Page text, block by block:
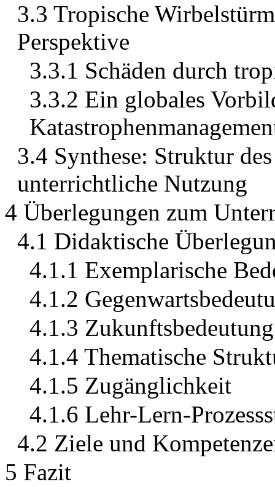
3.3 Tropische
Perspektive
3.3.1 Schäden durch
3.3.2 Ein globales
3.4 Synthese: Struktur
unterrichtliche Nutzung
4 Überlegungen zum
4.1 Didaktische
4.1.1 Exemplarische
4.1.2
4.1.3 Zukunftsbedeutung
4.1.4 Thematische
4.1.5 Zugänglichkeit
4.1.6 Lehr-Lern-
4.2 Ziele und
5 Fazit